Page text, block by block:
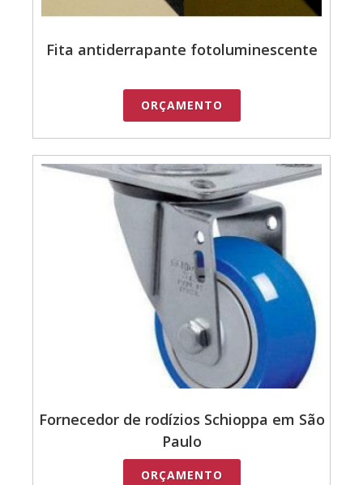
Fita antiderrapante fotoluminescente
ORÇAMENTO
Fornecedor de rodízios Schioppa em São
Paulo
ORÇAMENTO